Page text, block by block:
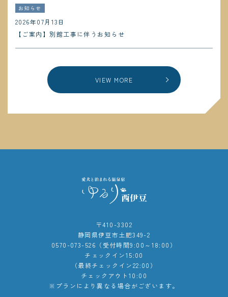
2026年07月13日
お知らせ
【ご案内】別館工事に伴うお知らせ
VIEW MORE
〒410-3302
静岡県伊豆市土肥349-2
0570-073-526（受付時間9:00～18:00）
チェックイン15:00
（最終チェックイン22:00）
チェックアウト10:00
※プランにより異なる場合がございます。